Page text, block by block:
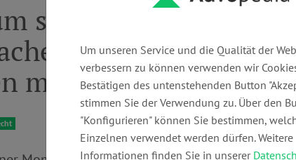
solltest Du einen
Alles, was Du
musst!
Um unseren Service und die Qualität der
verbessern zu können verwenden wir
Bestätigen des untenstehenden Button
stimmen Sie der Verwendung zu. Über den
"Konfigurieren" können Sie bestimmen,
Einzelnen verwendet werden dürfen. Weitere
Informationen finden Sie in unserer